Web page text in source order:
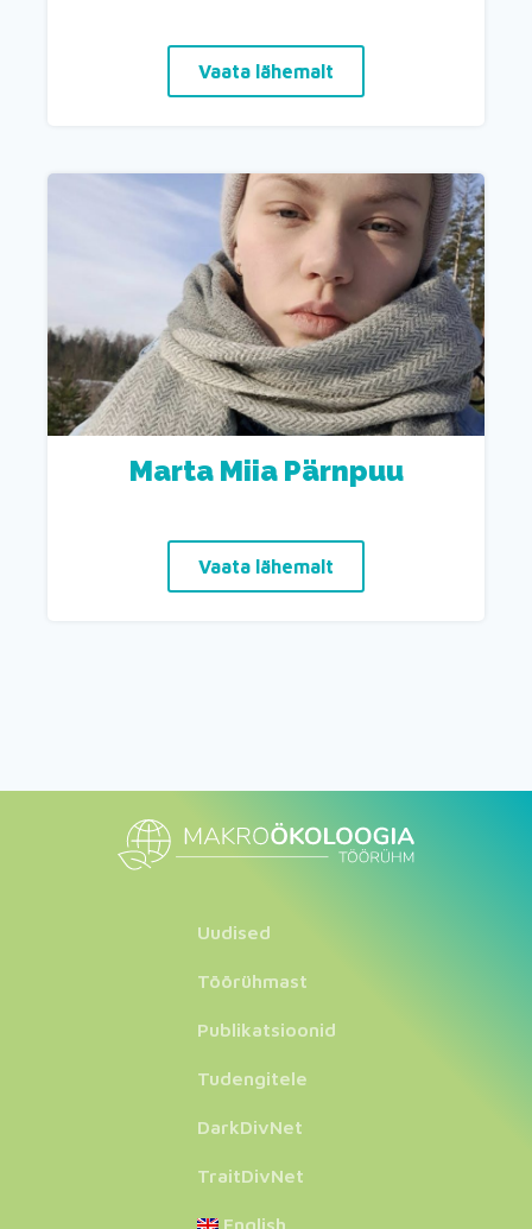
Vaata lähemalt
Marta Miia Pärnpuu
Vaata lähemalt
Uudised
Töörühmast
Publikatsioonid
Tudengitele
DarkDivNet
TraitDivNet